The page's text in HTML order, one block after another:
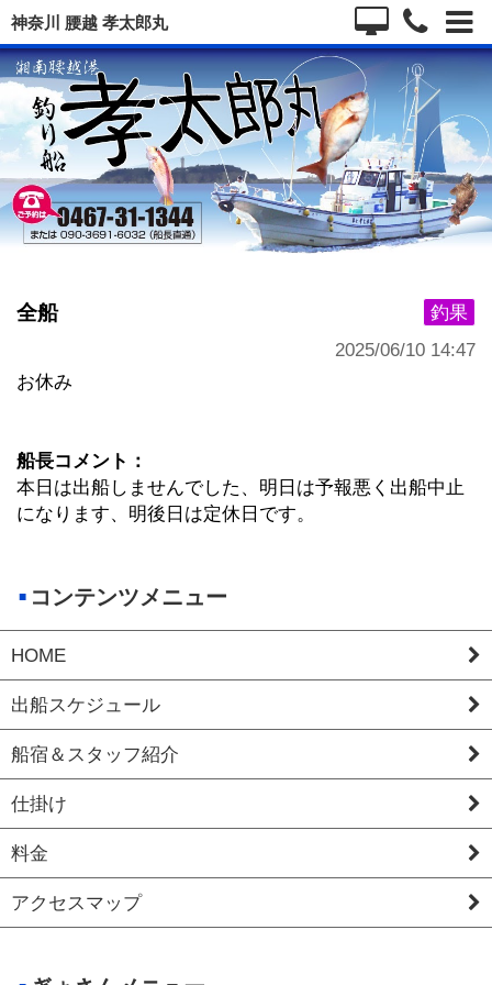
神奈川 腰越 孝太郎丸
釣果
全船
2025/06/10 14:47
お休み
船長コメント：
本日は出船しませんでした、明日は予報悪く出船中止
になります、明後日は定休日です。
コンテンツメニュー
HOME
出船スケジュール
船宿＆スタッフ紹介
仕掛け
料金
アクセスマップ